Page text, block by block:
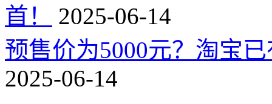
首！
2025-06-14
预售价为5000元？淘宝
2025-06-14